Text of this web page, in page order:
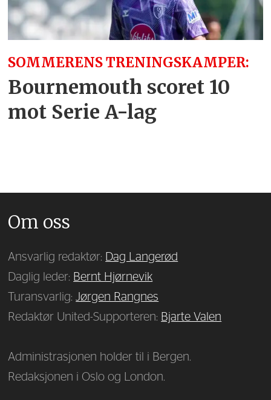
SOMMERENS TRENINGSKAMPER:
Bournemouth scoret 10
mot Serie A-lag
Om oss
Ansvarlig redaktør: Dag Langerød
Daglig leder: Bernt Hjørnevik
Turansvarlig:Jørgen Rangnes
Redaktør United-Supporteren: Bjarte Valen
Administrasjonen holder til i Bergen.
Redaksjonen i Oslo og London.